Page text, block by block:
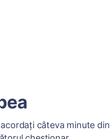
câteva minute din